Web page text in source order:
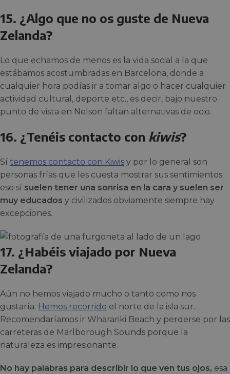
15. ¿Algo que no os guste de Nueva
Zelanda?
Lo que echamos de menos es la vida social a la que
estábamos acostumbradas en Barcelona, donde a
cualquier hora podías ir a tomar algo o hacer cualquier
actividad cultural, deporte etc., es decir, bajo nuestro
punto de vista en Nelson faltan alternativas de ocio.
16. ¿Tenéis contacto con kiwis?
Sí tenemos contacto con Kiwis y por lo general son
personas frías que les cuesta mostrar sus sentimientos
eso sí suelen tener una sonrisa en la cara y suelen ser
muy educados y civilizados obviamente siempre hay
excepciones.
17. ¿Habéis viajado por Nueva
Zelanda?
Aún no hemos viajado mucho o tanto como nos
gustaría. Hemos recorrido el norte de la isla sur.
Recomendaríamos ir Wharariki Beach y perderse por las
carreteras de Marlborough Sounds porque la
naturaleza es impresionante.
No hay palabras para describir lo que ven tus ojos, esa